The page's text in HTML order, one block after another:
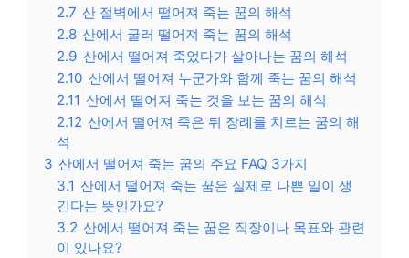
2.7 산 절벽에서 떨어져 죽는 꿈의 해석
2.8 산에서 굴러 떨어져 죽는 꿈의 해석
2.9 산에서 떨어져 죽었다가 살아나는 꿈의 해석
2.10 산에서 떨어져 누군가와 함께 죽는 꿈의 해석
2.11 산에서 떨어져 죽는 것을 보는 꿈의 해석
2.12 산에서 떨어져 죽은 뒤 장례를 치르는 꿈의 해
석
3 산에서 떨어져 죽는 꿈의 주요 FAQ 3가지
3.1 산에서 떨어져 죽는 꿈은 실제로 나쁜 일이 생
긴다는 뜻인가요?
3.2 산에서 떨어져 죽는 꿈은 직장이나 목표와 관련
이 있나요?